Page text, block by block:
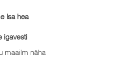
Isa hea
igavesti
maailm näha